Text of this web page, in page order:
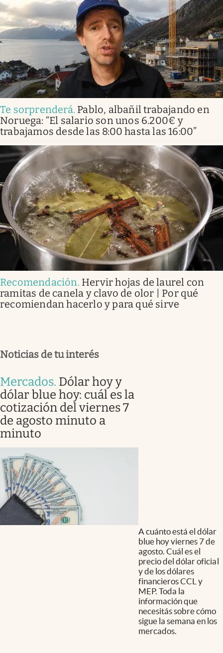
Te sorprenderá. Pablo, albañil trabajando en
Noruega: “El salario son unos 6.200€ y
trabajamos desde las 8:00 hasta las 16:00”
Recomendación. Hervir hojas de laurel con
ramitas de canela y clavo de olor | Por qué
recomiendan hacerlo y para qué sirve
Noticias de tu interés
Mercados. Dólar hoy y
dólar blue hoy: cuál es la
cotización del viernes 7
de agosto minuto a
minuto
A cuánto está el dólar
blue hoy viernes 7 de
agosto. Cuál es el
precio del dólar oficial
y de los dólares
financieros CCL y
MEP. Toda la
información que
necesitás sobre cómo
sigue la semana en los
mercados.